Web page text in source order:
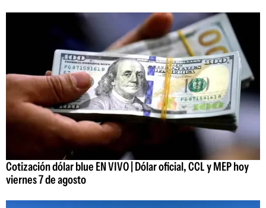
Cotización dólar blue EN VIVO | Dólar oficial, CCL y MEP hoy
viernes 7 de agosto